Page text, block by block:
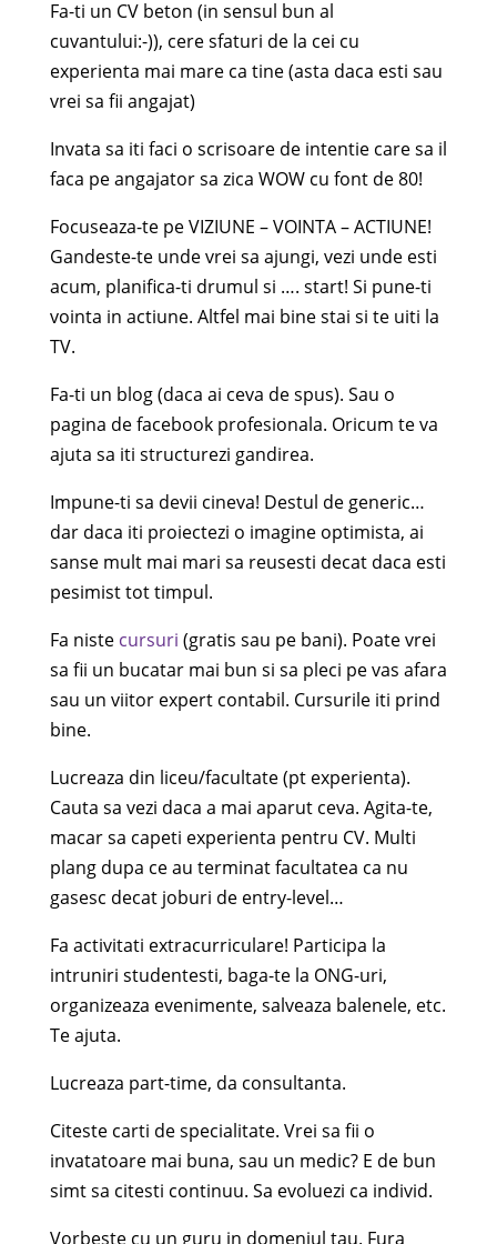
Fa-ti un CV beton (in sensul bun al
cuvantului:-)), cere sfaturi de la cei cu
experienta mai mare ca tine (asta daca esti sau
vrei sa fii angajat)
Invata sa iti faci o scrisoare de intentie care sa il
faca pe angajator sa zica WOW cu font de 80!
Focuseaza-te pe VIZIUNE – VOINTA – ACTIUNE!
Gandeste-te unde vrei sa ajungi, vezi unde esti
acum, planifica-ti drumul si …. start! Si pune-ti
vointa in actiune. Altfel mai bine stai si te uiti la
TV.
Fa-ti un blog (daca ai ceva de spus). Sau o
pagina de facebook profesionala. Oricum te va
ajuta sa iti structurezi gandirea.
Impune-ti sa devii cineva! Destul de generic…
dar daca iti proiectezi o imagine optimista, ai
sanse mult mai mari sa reusesti decat daca esti
pesimist tot timpul.
Fa niste cursuri (gratis sau pe bani). Poate vrei
sa fii un bucatar mai bun si sa pleci pe vas afara
sau un viitor expert contabil. Cursurile iti prind
bine.
Lucreaza din liceu/facultate (pt experienta).
Cauta sa vezi daca a mai aparut ceva. Agita-te,
macar sa capeti experienta pentru CV. Multi
plang dupa ce au terminat facultatea ca nu
gasesc decat joburi de entry-level…
Fa activitati extracurriculare! Participa la
intruniri studentesti, baga-te la ONG-uri,
organizeaza evenimente, salveaza balenele, etc.
Te ajuta.
Lucreaza part-time, da consultanta.
Citeste carti de specialitate. Vrei sa fii o
invatatoare mai buna, sau un medic? E de bun
simt sa citesti continuu. Sa evoluezi ca individ.
Vorbeste cu un guru in domeniul tau. Fura